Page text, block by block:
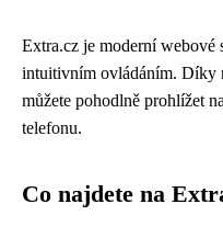
Extra.cz je moderní webové
intuitivním ovládáním. Díky
můžete pohodlně prohlížet
telefonu.
Co najdete na